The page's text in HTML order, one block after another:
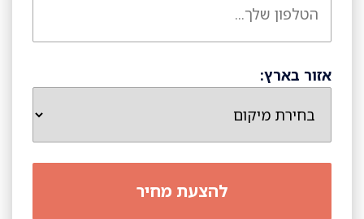
אזור בארץ: